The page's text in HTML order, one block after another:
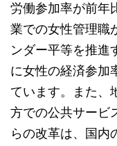
労働参加率が前年
業での女性管理職
ンダー平等を推進
に女性の経済参加
ています。また、
方での公共サービ
らの改革は、国内